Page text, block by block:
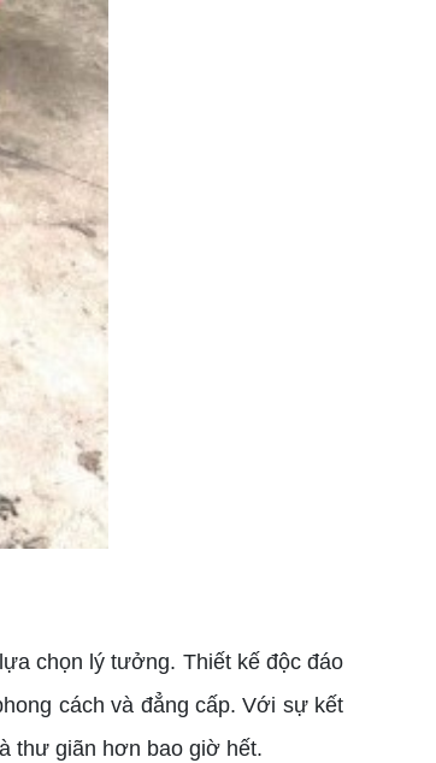
chọn lý tưởng. Thiết kế độc đáo
cách và đẳng cấp. Với sự kết
thư giãn hơn bao giờ hết.